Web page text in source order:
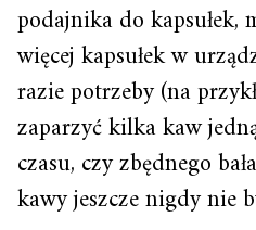
podajnika do kapsułek,
więcej kapsułek w
razie potrzeby (na
zaparzyć kilka kaw
czasu, czy zbędnego
kawy jeszcze nigdy nie